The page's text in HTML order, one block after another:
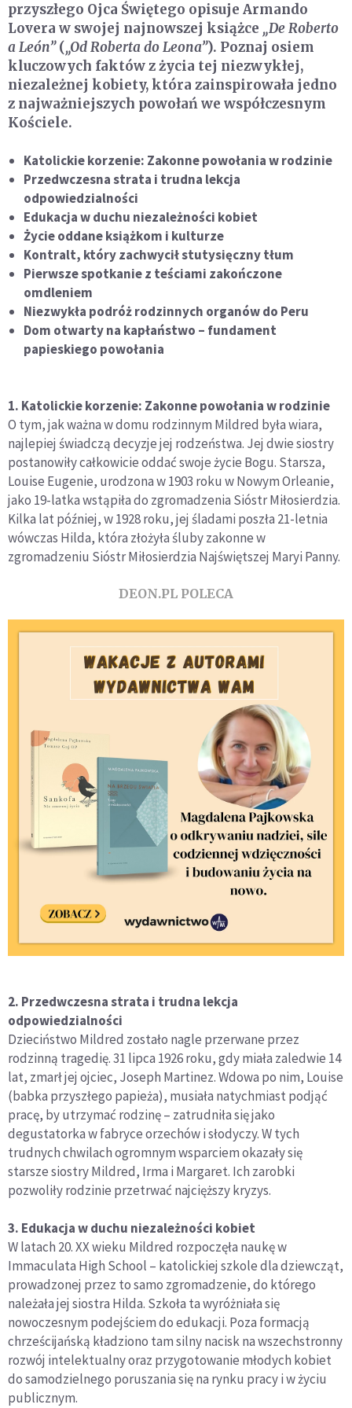
przyszłego Ojca Świętego opisuje Armando
Lovera w swojej najnowszej książce „De Roberto
a León”(„Od Roberta do Leona”). Poznaj osiem
kluczowych faktów z życia tej niezwykłej,
niezależnej kobiety, która zainspirowała jedno
z najważniejszych powołań we współczesnym
Kościele.
Katolickie korzenie: Zakonne powołania w rodzinie
Przedwczesna strata i trudna lekcja
odpowiedzialności
Edukacja w duchu niezależności kobiet
Życie oddane książkom i kulturze
Kontralt, który zachwycił stutysięczny tłum
Pierwsze spotkanie z teściami zakończone
omdleniem
Niezwykła podróż rodzinnych organów do Peru
Dom otwarty na kapłaństwo – fundament
papieskiego powołania
1. Katolickie korzenie: Zakonne powołania w rodzinie
O tym, jak ważna w domu rodzinnym Mildred była wiara,
najlepiej świadczą decyzje jej rodzeństwa. Jej dwie siostry
postanowiły całkowicie oddać swoje życie Bogu. Starsza,
Louise Eugenie, urodzona w 1903 roku w Nowym Orleanie,
jako 19-latka wstąpiła do zgromadzenia Sióstr Miłosierdzia.
Kilka lat później, w 1928 roku, jej śladami poszła 21-letnia
wówczas Hilda, która złożyła śluby zakonne w
zgromadzeniu Sióstr Miłosierdzia Najświętszej Maryi Panny.
DEON.PL POLECA
2. Przedwczesna strata i trudna lekcja
odpowiedzialności
Dzieciństwo Mildred zostało nagle przerwane przez
rodzinną tragedię. 31 lipca 1926 roku, gdy miała zaledwie 14
lat, zmarł jej ojciec, Joseph Martinez. Wdowa po nim, Louise
(babka przyszłego papieża), musiała natychmiast podjąć
pracę, by utrzymać rodzinę – zatrudniła się jako
degustatorka w fabryce orzechów i słodyczy. W tych
trudnych chwilach ogromnym wsparciem okazały się
starsze siostry Mildred, Irma i Margaret. Ich zarobki
pozwoliły rodzinie przetrwać najcięższy kryzys.
3. Edukacja w duchu niezależności kobiet
W latach 20. XX wieku Mildred rozpoczęła naukę w
Immaculata High School – katolickiej szkole dla dziewcząt,
prowadzonej przez to samo zgromadzenie, do którego
należała jej siostra Hilda. Szkoła ta wyróżniała się
nowoczesnym podejściem do edukacji. Poza formacją
chrześcijańską kładziono tam silny nacisk na wszechstronny
rozwój intelektualny oraz przygotowanie młodych kobiet
do samodzielnego poruszania się na rynku pracy i w życiu
publicznym.